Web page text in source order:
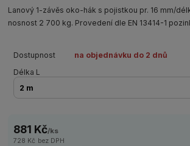
Lanový 1-závěs oko-hák s pojistkou pr. 16 mm/
nosnost 2 700 kg. Provedení dle EN 13414-1
Dostupnost
na objednávku do 2 dnů
Délka L
881 Kč/ks
728 Kč bez DPH